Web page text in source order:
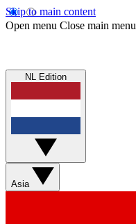
Skip to main content
Open menu Close main menu
NL Edition
Asia